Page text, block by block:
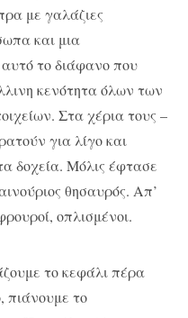
με γαλάζιες
και μια
το διάφανο που
κενότητα όλων των
Στα χέρια τους –
για λίγο και
δοχεία. Μόλις έφτασε
θησαυρός. Απ’
οπλισμένοι.
το κεφάλι πέρα
πιάνουμε το